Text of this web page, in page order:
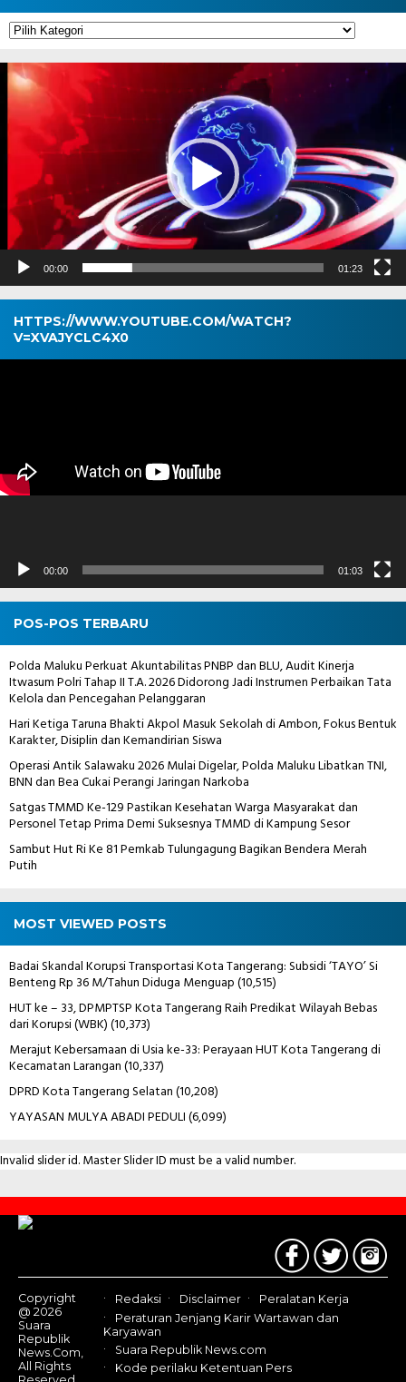
Kategori
Pemutar
Video
00:00 01:23
HTTPS://WWW.YOUTUBE.COM/WATCH?
V=XVAJYCLC4X0
Pemutar
00:00 01:03
POS-POS TERBARU
Polda Maluku Perkuat Akuntabilitas PNBP dan BLU, Audit Kinerja
Itwasum Polri Tahap II T.A. 2026 Didorong Jadi Instrumen Perbaikan Tata
Kelola dan Pencegahan Pelanggaran
Hari Ketiga Taruna Bhakti Akpol Masuk Sekolah di Ambon, Fokus Bentuk
Karakter, Disiplin dan Kemandirian Siswa
Operasi Antik Salawaku 2026 Mulai Digelar, Polda Maluku Libatkan TNI,
BNN dan Bea Cukai Perangi Jaringan Narkoba
Satgas TMMD Ke-129 Pastikan Kesehatan Warga Masyarakat dan
Personel Tetap Prima Demi Suksesnya TMMD di Kampung Sesor
Sambut Hut Ri Ke 81 Pemkab Tulungagung Bagikan Bendera Merah
Putih
MOST VIEWED POSTS
Badai Skandal Korupsi Transportasi Kota Tangerang: Subsidi ‘TAYO’ Si
Benteng Rp 36 M/Tahun Diduga Menguap(10,515)
HUT ke – 33, DPMPTSP Kota Tangerang Raih Predikat Wilayah Bebas
dari Korupsi (WBK)(10,373)
Merajut Kebersamaan di Usia ke-33: Perayaan HUT Kota Tangerang di
Kecamatan Larangan(10,337)
DPRD Kota Tangerang Selatan(10,208)
YAYASAN MULYA ABADI PEDULI(6,099)
Invalid slider id. Master Slider ID must be a valid number.
Contact
Us
Copyright
@ 2026
Suara
Republik
News.Com,
All Rights
Redaksi Disclaimer
Peralatan Kerja
Peraturan Jenjang Karir Wartawan dan
Karyawan
Suara Republik News.com
Kode perilaku Ketentuan Pers